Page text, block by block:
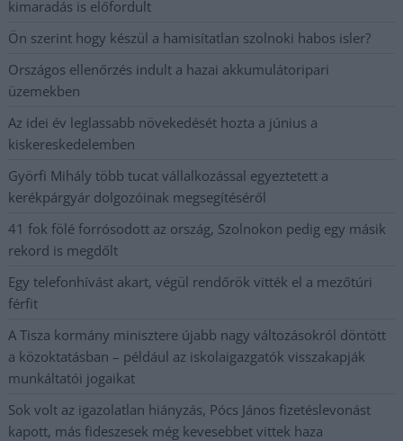
kimaradás is előfordult
Ön szerint hogy készül a hamisítatlan szolnoki habos isler?
Országos ellenőrzés indult a hazai akkumulátoripari
üzemekben
Az idei év leglassabb növekedését hozta a június a
kiskereskedelemben
Györfi Mihály több tucat vállalkozással egyeztetett a
kerékpárgyár dolgozóinak megsegítéséről
41 fok fölé forrósodott az ország, Szolnokon pedig egy másik
rekord is megdőlt
Egy telefonhívást akart, végül rendőrök vitték el a mezőtúri
férfit
A Tisza kormány minisztere újabb nagy változásokról döntött
a közoktatásban – például az iskolaigazgatók visszakapják
munkáltatói jogaikat
Sok volt az igazolatlan hiányzás, Pócs János fizetéslevonást
kapott, más fideszesek még kevesebbet vittek haza